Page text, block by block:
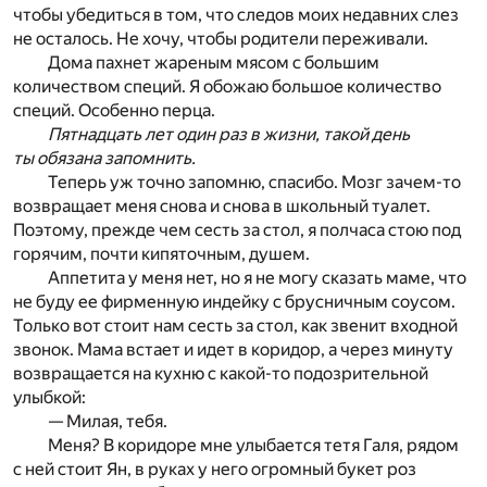
чтобы убедиться в том, что следов моих недавних слез
не осталось. Не хочу, чтобы родители переживали.
Дома пахнет жареным мясом с большим
количеством специй. Я обожаю большое количество
специй. Особенно перца.
Пятнадцать лет один раз в жизни, такой день
ты обязана запомнить.
Теперь уж точно запомню, спасибо. Мозг зачем-то
возвращает меня снова и снова в школьный туалет.
Поэтому, прежде чем сесть за стол, я полчаса стою под
горячим, почти кипяточным, душем.
Аппетита у меня нет, но я не могу сказать маме, что
не буду ее фирменную индейку с брусничным соусом.
Только вот стоит нам сесть за стол, как звенит входной
звонок. Мама встает и идет в коридор, а через минуту
возвращается на кухню с какой-то подозрительной
улыбкой:
— Милая, тебя.
Меня? В коридоре мне улыбается тетя Галя, рядом
с ней стоит Ян, в руках у него огромный букет роз